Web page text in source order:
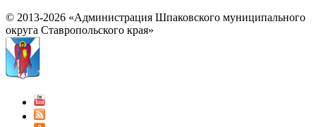
© 2013-2026 «Администрация Шпаковского муниципального
округа Ставропольского края»